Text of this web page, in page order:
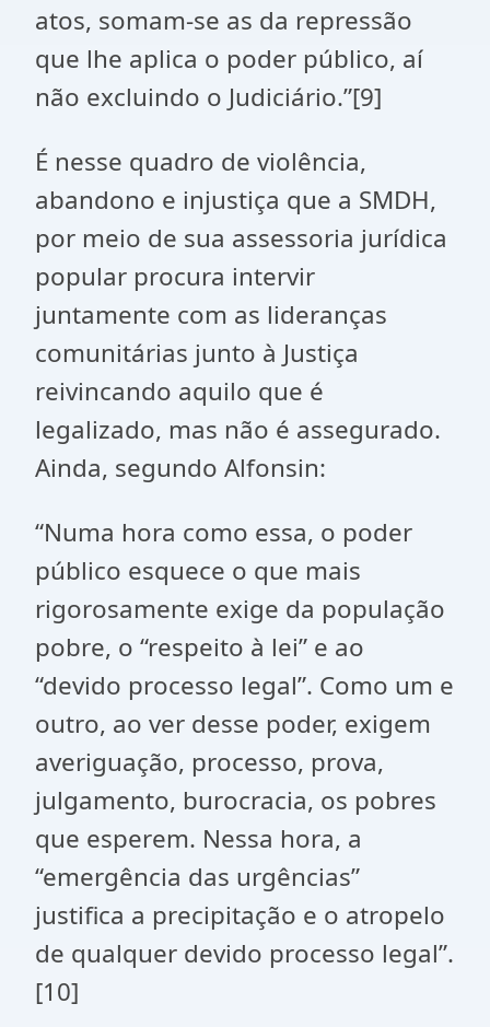
atos, somam-se as da repressão
que lhe aplica o poder público, aí
não excluindo o Judiciário.”[9]
É nesse quadro de violência,
abandono e injustiça que a SMDH,
por meio de sua assessoria jurídica
popular procura intervir
juntamente com as lideranças
comunitárias junto à Justiça
reivincando aquilo que é
legalizado, mas não é assegurado.
Ainda, segundo Alfonsin:
“Numa hora como essa, o poder
público esquece o que mais
rigorosamente exige da população
pobre, o “respeito à lei” e ao
“devido processo legal”. Como um e
outro, ao ver desse poder, exigem
averiguação, processo, prova,
julgamento, burocracia, os pobres
que esperem. Nessa hora, a
“emergência das urgências”
justifica a precipitação e o atropelo
de qualquer devido processo legal”.
[10]